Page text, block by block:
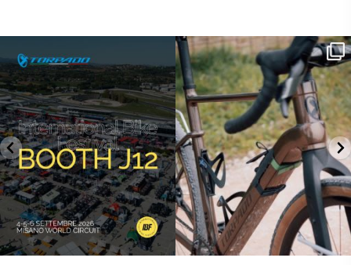
IBF sta per...
18 1
Kepler R è la gravel pensata per affrontare
lunghe...
28 0